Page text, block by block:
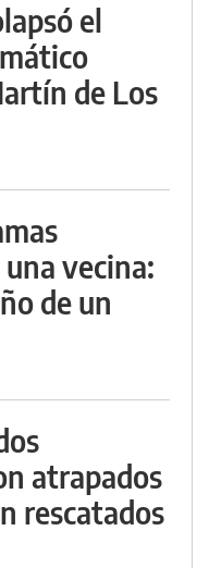
el
de Los
vecina:
de un
atrapados
rescatados